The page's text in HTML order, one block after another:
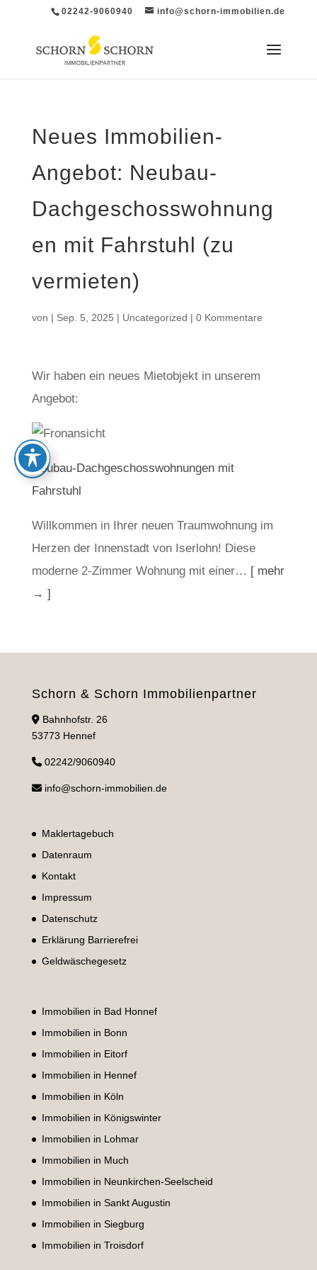
02242-9060940 info@schorn-immobilien.de
Neues Immobilien-
Angebot: Neubau-
Dachgeschosswohnung
en mit Fahrstuhl (zu
vermieten)
von | Sep. 5, 2025 | Uncategorized | 0 Kommentare
Wir haben ein neues Mietobjekt in unserem
Angebot:
Neubau-Dachgeschosswohnungen mit
Fahrstuhl
Willkommen in Ihrer neuen Traumwohnung im
Herzen der Innenstadt von Iserlohn! Diese
moderne 2-Zimmer Wohnung mit einer… [ mehr
→ ]
Schorn & Schorn Immobilienpartner
Bahnhofstr. 26
53773 Hennef
02242/9060940
info@schorn-immobilien.de
Maklertagebuch
Datenraum
Kontakt
Impressum
Datenschutz
Erklärung Barrierefrei
Geldwäschegesetz
Immobilien in Bad Honnef
Immobilien in Bonn
Immobilien in Eitorf
Immobilien in Hennef
Immobilien in Köln
Immobilien in Königswinter
Immobilien in Lohmar
Immobilien in Much
Immobilien in Neunkirchen-Seelscheid
Immobilien in Sankt Augustin
Immobilien in Siegburg
Immobilien in Troisdorf